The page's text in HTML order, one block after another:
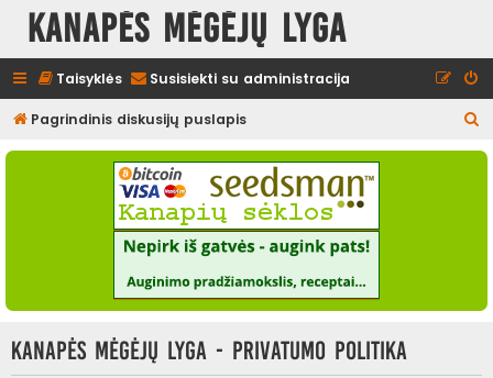
Kanapės mėgėjų lyga
Taisyklės Susisiekti su administracija
Pagrindinis diskusijų puslapis
e
Kanapės mėgėjų lyga - Privatumo politika